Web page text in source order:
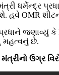
ધર્મેન્દ્ર
OMR શીટની
જણાવ્યું
મહત્વનું છે.
ઉગ્ર